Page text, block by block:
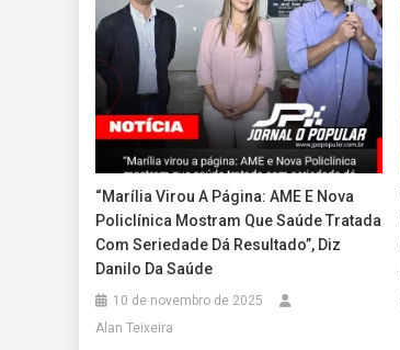
“Marília Virou A Página: AME E Nova
Policlínica Mostram Que Saúde Tratada
Com Seriedade Dá Resultado”, Diz
Danilo Da Saúde
10 de novembro de 2025
Alan Teixeira